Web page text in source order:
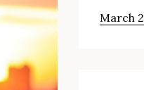
March